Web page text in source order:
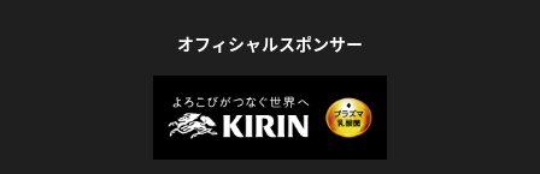
オフィシャルスポンサー